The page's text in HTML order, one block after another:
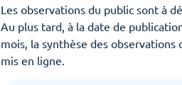
Les observations du public sont à
Au plus tard, à la date de
mois, la synthèse des
mis en ligne.